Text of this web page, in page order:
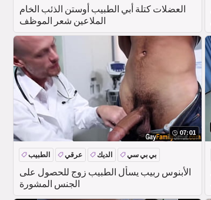
العضلات كتلة أبي الطبيب أوستن الذئب الخام
الملاعين شعر الموظف
07:01
الأبنوس ربيب يسأل الطبيب زوج للحصول على
الجنس المشورة
الطبيب عرقي الديك بي بي سي